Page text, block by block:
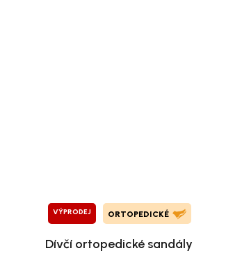
VÝPRODEJ ORTOPEDICKÉ
Dívčí ortopedické sandály